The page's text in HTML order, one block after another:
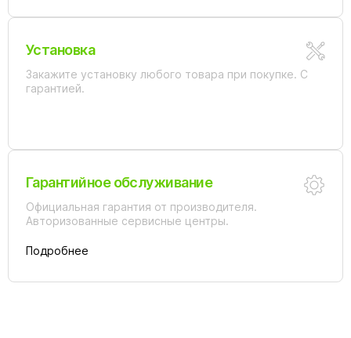
Установка
Закажите установку любого товара при покупке. С
гарантией.
Гарантийное обслуживание
Официальная гарантия от производителя.
Авторизованные сервисные центры.
Подробнее